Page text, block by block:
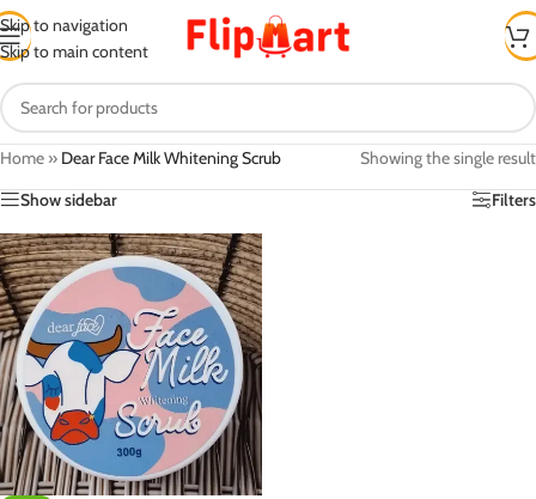
Skip to navigation
Skip to main content
Home » Dear Face Milk Whitening Scrub
Showing the single result
Show sidebar
Filters